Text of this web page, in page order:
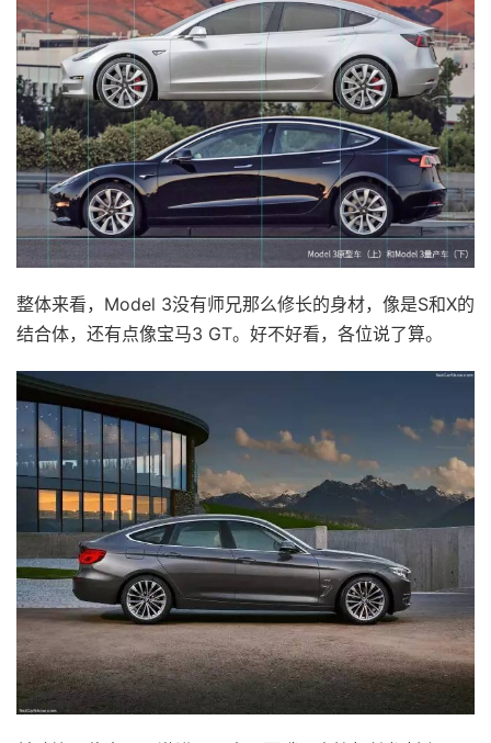
整体来看，Model 3没有师兄那么修长的身材，像是S和X的
结合体，还有点像宝马3 GT。好不好看，各位说了算。